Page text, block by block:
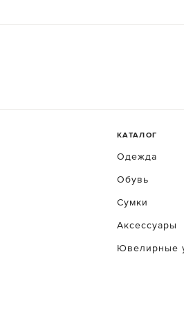
КАТАЛОГ
Одежда
Обувь
Сумки
Аксессуары
Ювелирные